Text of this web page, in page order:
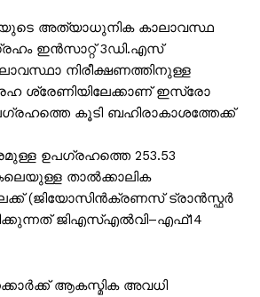
അത്യാധുനിക കാലാവസ്ഥ
ഇൻസാറ്റ് 3ഡി.എസ്
നിരീക്ഷണത്തിനുള്ള
ശ്രേണിയിലേക്കാണ് ഇസ്രോ
കൂടി ബഹിരാകാശത്തേക്ക്
ഉപഗ്രഹത്തെ 253.53
താൽക്കാലിക
(ജിയോസിൻക്രണസ് ട്രാൻസ്ഫർ
ജിഎസ്എൽവി–എഫ്14
ആകസ്മിക അവധി